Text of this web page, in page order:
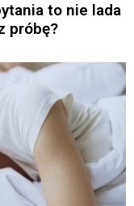
to nie lada
próbę?